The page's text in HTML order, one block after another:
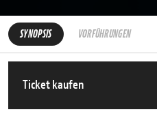
SYNOPSIS VORFÜHRUNGEN
Ticket kaufen